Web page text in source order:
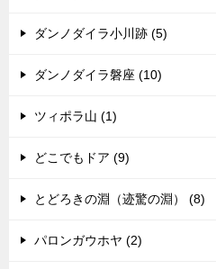
ダンノダイラ小川跡 (5)
ダンノダイラ磐座 (10)
ツィポラ山 (1)
どこでもドア (9)
とどろきの淵（迹驚の淵） (8)
パロンガウホヤ (2)